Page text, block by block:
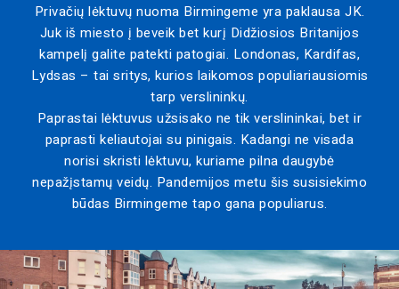
Privačių lėktuvų nuoma Birmingeme yra paklausa JK.
Juk iš miesto į beveik bet kurį Didžiosios Britanijos
kampelį galite patekti patogiai. Londonas, Kardifas,
Lydsas – tai sritys, kurios laikomos populiariausiomis
tarp verslininkų.
Paprastai lėktuvus užsisako ne tik verslininkai, bet ir
paprasti keliautojai su pinigais. Kadangi ne visada
norisi skristi lėktuvu, kuriame pilna daugybė
nepažįstamų veidų. Pandemijos metu šis susisiekimo
būdas Birmingeme tapo gana populiarus.